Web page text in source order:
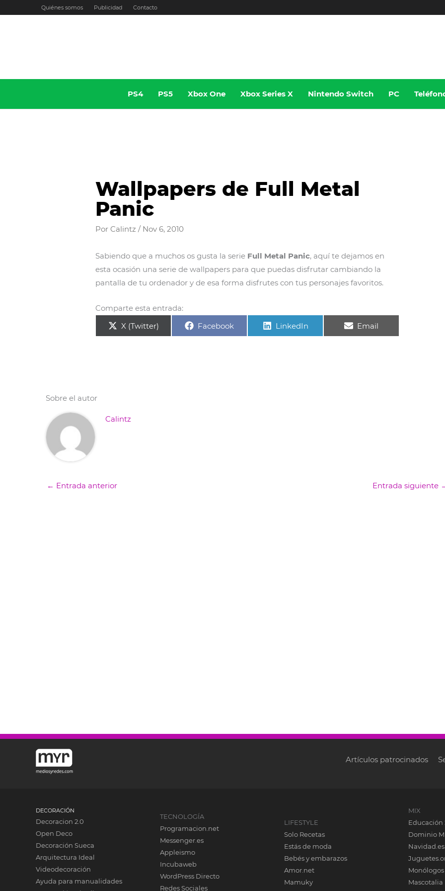
Quiénes somos Publicidad Contacto
PS4 PS5 Xbox One Xbox Series X Nintendo Switch PC
Wallpapers de Full Metal
Panic
PorCalintz/ Nov 6, 2010
Sabiendo que a muchos os gusta la serie Full Metal Panic, aquí te dejamos en
esta ocasión una serie de wallpapers para que puedas disfrutar cambiando la
pantalla de tu ordenador y de esa forma disfrutes con tus personajes favoritos.
Comparte esta entrada:
Compartir
en
X (Twitter) Compartir
Facebook Compartir
LinkedIn Compartir
Email
Sobre el autor
Calintz
← Entrada anterior Entrada siguiente
Artículos patrocinados
DECORACIÓN
Decoracion 2.0
Open Deco
Decoración Sueca
Arquitectura Ideal
Videodecoración
Ayuda para manualidades
TECNOLOGÍA
Programacion.net
Messenger.es
Appleismo
Incubaweb
WordPress Directo
Redes Sociales
LIFESTYLE
Solo Recetas
Estás de moda
Bebés y embarazos
Amor.net
Mamuky
MIX
Educación
Dominio
Navidad.es
Monólogos
Mascotalia